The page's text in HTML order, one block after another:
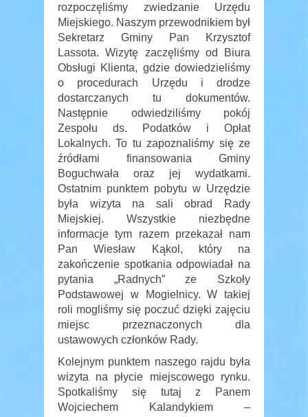
rozpoczęliśmy zwiedzanie Urzędu
Miejskiego. Naszym przewodnikiem był
Sekretarz Gminy Pan Krzysztof
Lassota. Wizytę zaczęliśmy od Biura
Obsługi Klienta, gdzie dowiedzieliśmy
o procedurach Urzędu i drodze
dostarczanych tu dokumentów.
Następnie odwiedziliśmy pokój
Zespołu ds. Podatków i Opłat
Lokalnych. To tu zapoznaliśmy się ze
źródłami finansowania Gminy
Boguchwała oraz jej wydatkami.
Ostatnim punktem pobytu w Urzędzie
była wizyta na sali obrad Rady
Miejskiej. Wszystkie niezbędne
informacje tym razem przekazał nam
Pan Wiesław Kąkol, który na
zakończenie spotkania odpowiadał na
pytania „Radnych” ze Szkoły
Podstawowej w Mogielnicy. W takiej
roli mogliśmy się poczuć dzięki zajęciu
miejsc przeznaczonych dla
ustawowych członków Rady.
Kolejnym punktem naszego rajdu była
wizyta na płycie miejscowego rynku.
Spotkaliśmy się tutaj z Panem
Wojciechem Kalandykiem –